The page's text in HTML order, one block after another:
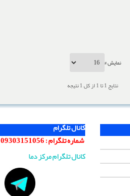
نمایش #
نتایج 1 تا 1 از کل 1 نتیجه
کانال تلگرام
شماره تلگرام :09303151056
کانال تلگرام مرکز دما